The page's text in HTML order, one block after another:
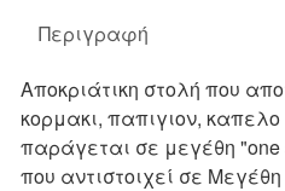
Περιγραφή
Αποκριάτικη στολή που
κορμακι, παπιγιον, καπελο
παράγεται σε μεγέθη "one
που αντιστοιχεί σε